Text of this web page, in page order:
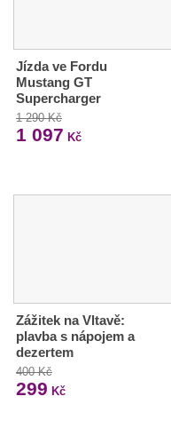
Jízda ve Fordu
Mustang GT
Supercharger
1 290 Kč
1 097 Kč
Zážitek na Vltavě:
plavba s nápojem a
dezertem
400 Kč
299 Kč